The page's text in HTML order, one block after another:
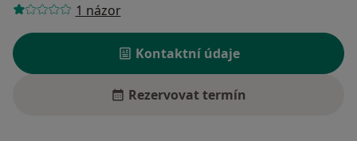
1 názor
Kontaktní údaje
Rezervovat termín